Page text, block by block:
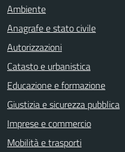
Ambiente
Anagrafe e stato civile
Autorizzazioni
Catasto e urbanistica
Educazione e formazione
Giustizia e sicurezza pubblica
Imprese e commercio
Mobilità e trasporti